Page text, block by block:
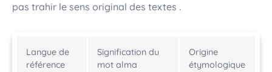
pas trahir le sens original des textes .
Langue de
référence
Signification du
mot alma
Origine
étymologique